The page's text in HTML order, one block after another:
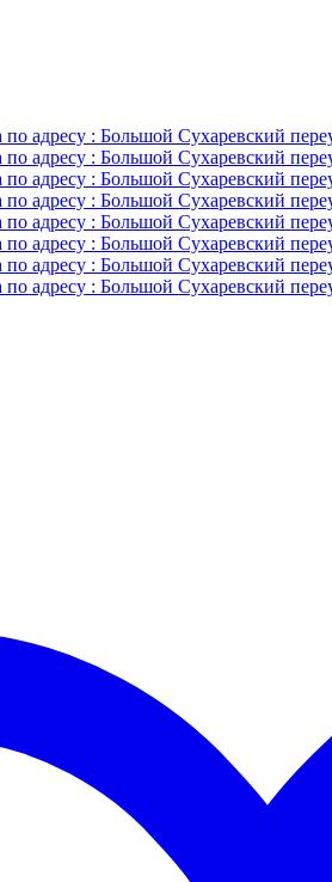
: Большой Сухаревский
: Большой Сухаревский
: Большой Сухаревский
: Большой Сухаревский
: Большой Сухаревский
: Большой Сухаревский
: Большой Сухаревский
: Большой Сухаревский